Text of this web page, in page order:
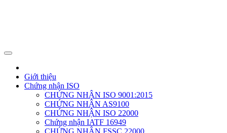
Giới thiệu
Chứng nhận ISO
CHỨNG NHẬN ISO 9001:2015
CHỨNG NHẬN AS9100
CHỨNG NHẬN ISO 22000
Chứng nhận IATF 16949
CHỨNG NHẬN FSSC 22000